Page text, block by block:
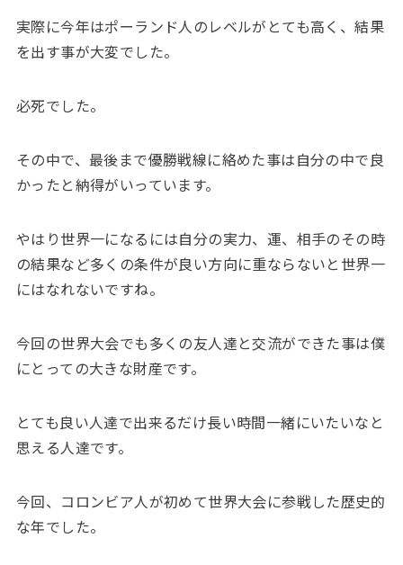
実際に今年はポーランド人のレベルがとても高く、結果
を出す事が大変でした。
必死でした。
その中で、最後まで優勝戦線に絡めた事は自分の中で良
かったと納得がいっています。
やはり世界一になるには自分の実力、運、相手のその時
の結果など多くの条件が良い方向に重ならないと世界一
にはなれないですね。
今回の世界大会でも多くの友人達と交流ができた事は僕
にとっての大きな財産です。
とても良い人達で出来るだけ長い時間一緒にいたいなと
思える人達です。
今回、コロンビア人が初めて世界大会に参戦した歴史的
な年でした。